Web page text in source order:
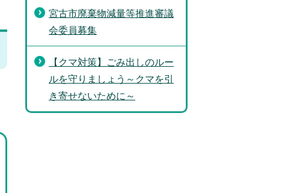
宮古市廃棄物減量等推進審議
会委員募集
【クマ対策】ごみ出しのルー
ルを守りましょう～クマを引
き寄せないために～